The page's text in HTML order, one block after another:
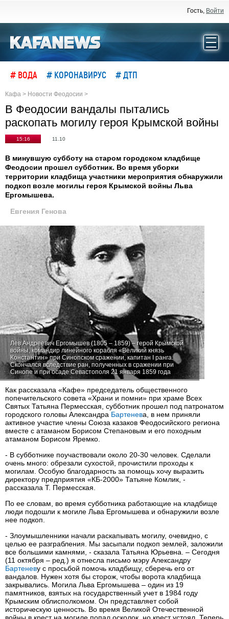
Гость, Войти
# ВОДА # КОРОНАВИРУС # ДТП
Кафа > Новости Феодосии >
В Феодосии вандалы пытались
раскопать могилу героя Крымской войны
15:16 11.10
В минувшую субботу на старом городском кладбище
Феодосии прошел субботник. Во время уборки
территории кладбища участники мероприятия обнаружили
подкоп возле могилы героя Крымской войны Льва
Ергомышева.
Евгения Генова
Лев Андреевич Ергомышев (1805 – 1859) – герой Крымской
войны, командир линейного корабля «Великий князь
Константин» при Синопском сражении, капитан І ранга.
Скончался вследствие ран, полученных в сражении при
Синопе и при осаде Севастополя 21 января 1859 года
Как рассказала «Кафе» председатель общественного
попечительского совета «Храни и помни» при храме Всех
Святых Татьяна Пермесская, субботник прошел под патронатом
городского головы Александра Бартенева, в нем приняли
активное участие члены Союза казаков Феодосийского региона
вместе с атаманом Борисом Степановым и его походным
атаманом Борисом Яремко.
- В субботнике поучаствовали около 20-30 человек. Сделали
очень много: обрезали сухостой, прочистили проходы к
могилам. Особую благодарность за помощь хочу выразить
директору предприятия «КБ-2000» Татьяне Комлик, -
рассказала Т. Пермесская.
По ее словам, во время субботника работающие на кладбище
люди подошли к могиле Льва Ергомышева и обнаружили возле
нее подкоп.
- Злоумышленники начали раскапывать могилу, очевидно, с
целью ее разграбления. Мы засыпали подкоп землей, заложили
все большими камнями, - сказала Татьяна Юрьевна. – Сегодня
(11 октября – ред.) я отнесла письмо мэру Александру
Бартеневу с просьбой помочь кладбищу, сберечь его от
вандалов. Нужен хотя бы сторож, чтобы ворота кладбища
закрывались. Могила Льва Ергомышева – один из 19
памятников, взятых на государственный учет в 1984 году
Крымским облисполкомом. Он представляет собой
историческую ценность. Во время Великой Отечественной